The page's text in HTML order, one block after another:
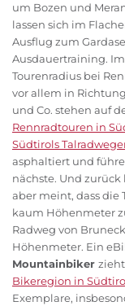
um Bozen und
lassen sich im
Ausflug zum
Ausdauertraining.
Tourenradius bei
vor allem in
und Co. stehen auf
Rennradtouren in
Südtirols
asphaltiert und
nächste. Und
aber meint, dass die
kaum Höhenmeter
Radweg von
Höhenmeter. Ein
Mountainbiker
Bikeregion in
Exemplare,